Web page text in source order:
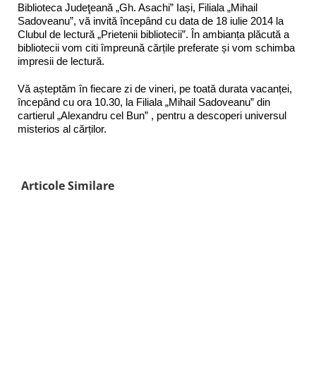
Biblioteca Judeţeană „Gh. Asachi” Iași, Filiala „Mihail
Sadoveanu”, vă invită începând cu data de 18 iulie 2014 la
Clubul de lectură „Prietenii bibliotecii”. În ambianța plăcută a
bibliotecii vom citi împreună cărțile preferate și vom schimba
impresii de lectură.
Vă așteptăm în fiecare zi de vineri, pe toată durata vacanței,
începând cu ora 10.30, la Filiala „Mihail Sadoveanu” din
cartierul „Alexandru cel Bun” , pentru a descoperi universul
misterios al cărților.
Articole Similare